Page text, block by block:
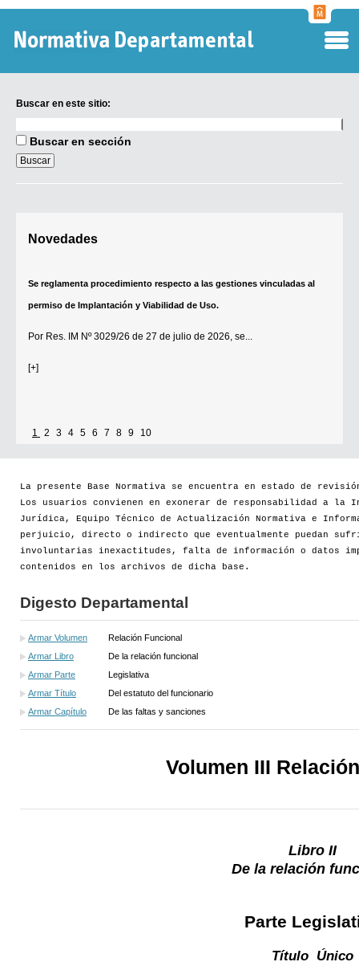
Buscar en este sitio:
en
sitio:
Buscar en sección
Novedades
Se reglamenta procedimiento respecto a las gestiones vinculadas al
Res. IM Nº 3029/26 de 27 de julio de 2026, se...
Independiente (ECI)
Por...
[+]
1 2 3 4 5 6 7 8 9 10
La presente Base Normativa se encuentra en estado de
Los usuarios convienen en exonerar de responsabilidad a la
Jurídica, Equipo Técnico de Actualización Normativa e
perjuicio, directo o indirecto que eventualmente puedan
involuntarias inexactitudes, falta de información o datos
contenidos en los archivos de dicha base.
Digesto Departamental
Armar Volumen
Relación Funcional
Armar Libro
De la relación funcional
Armar Parte
Legislativa
Armar Título
Del estatuto del funcionario
Armar Capítulo
De las faltas y sanciones
Volumen III
Libro II
De la relación
Parte
Título Único